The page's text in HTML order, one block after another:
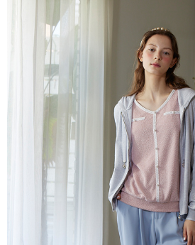
付款後萊爾富取貨
每筆NT$80，滿NT$2,000(含以上)免運費
付款後7-11取貨
每筆NT$80，滿NT$2,000(含以上)免運費
每筆NT$80，滿NT$2,000(含以上)免運費
每筆NT$100，滿NT$2,000(含以上)免運費